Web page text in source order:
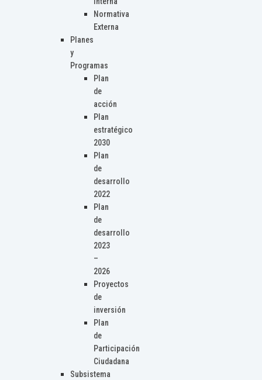
Normativa
Externa
Planes
y
Programas
Plan
de
acción
Plan
estratégico
2030
Plan
de
desarrollo
2022
Plan
de
desarrollo
2023
–
2026
Proyectos
de
inversión
Plan
de
Participación
Ciudadana
Subsistema